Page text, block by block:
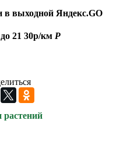
в выходной Яндекс.GO
21 30р/км Р
растений